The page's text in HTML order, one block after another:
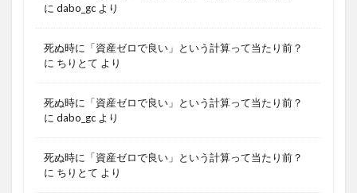
に dabo_gc より
死ぬ時に「資産ゼロで良い」という計算って当たり前？
に ちりとて より
死ぬ時に「資産ゼロで良い」という計算って当たり前？
に dabo_gc より
死ぬ時に「資産ゼロで良い」という計算って当たり前？
に ちりとて より